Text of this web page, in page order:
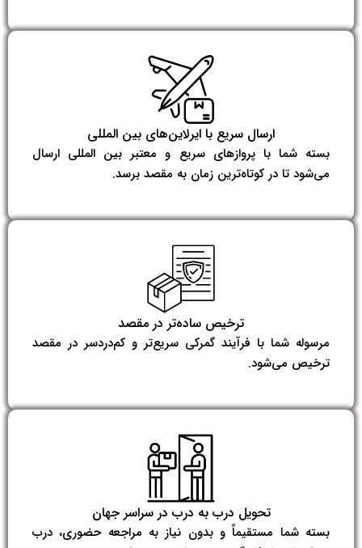
ارسال سریع با ایرلاین‌های بین‌ المللی
بسته شما با پروازهای سریع و معتبر بین‌ المللی ارسال
می‌شود تا در کوتاه‌ترین زمان به مقصد برسد.
ترخیص ساده‌تر در مقصد
مرسوله شما با فرآیند گمرکی سریع‌تر و کم‌دردسر در مقصد
ترخیص می‌شود.
تحویل درب به درب در سراسر جهان
بسته شما مستقیماً و بدون نیاز به مراجعه حضوری، درب